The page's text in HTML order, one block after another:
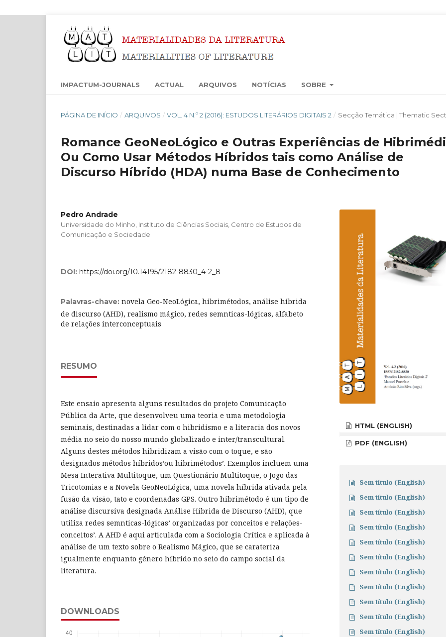
IMPACTUM-JOURNALS ACTUAL ARQUIVOS NOTÍCIAS SOBRE
PÁGINA DE INÍCIO / ARQUIVOS / VOL. 4 N.º 2 (2016): ESTUDOS LITERÁRIOS DIGITAIS 2 / Secção Temática | Thematic
Romance GeoNeoLógico e Outras Experiências de
Ou Como Usar Métodos Híbridos tais como Análise de
Discurso Híbrido (HDA) numa Base de Conhecimento
Pedro Andrade
Universidade do Minho, Instituto de Ciências Sociais, Centro de Estudos de
Comunicação e Sociedade
DOI: https://doi.org/10.14195/2182-8830_4-2_8
Palavras-chave: novela Geo-NeoLógica, hibrimétodos, análise híbrida
de discurso (AHD), realismo mágico, redes semnticas-lógicas, alfabeto
de relações interconceptuais
RESUMO
Este ensaio apresenta alguns resultados do projeto Comunicação
Pública da Arte, que desenvolveu uma teoria e uma metodologia
seminais, destinadas a lidar com o hibridismo e a literacia dos novos
média no seio do nosso mundo globalizado e inter/transcultural.
Alguns destes métodos hibridizam a visão com o toque, e são
designados métodos híbridos’ou hibrimétodos’. Exemplos incluem uma
Mesa Interativa Multitoque, um Questionário Multitoque, o Jogo das
Tricotomias e a Novela GeoNeoLógica, uma novela híbrida ativada pela
fusão da visão, tato e coordenadas GPS. Outro hibrimétodo é um tipo de
análise discursiva designada Análise Híbrida de Discurso (AHD), que
utiliza redes semnticas-lógicas’ organizadas por conceitos e relações-
conceitos’. A AHD é aqui articulada com a Sociologia Crítica e aplicada à
análise de um texto sobre o Realismo Mágico, que se carateriza
igualmente enquanto género híbrido no seio do campo social da
literatura.
DOWNLOADS
HTML (ENGLISH)
PDF (ENGLISH)
Sem título (English)
Sem título (English)
Sem título (English)
Sem título (English)
Sem título (English)
Sem título (English)
Sem título (English)
Sem título (English)
Sem título (English)
Sem título (English)
Sem título (English)